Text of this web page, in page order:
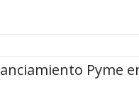
Pyme